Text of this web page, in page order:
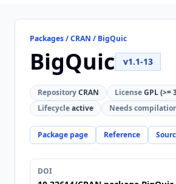
Packages / CRAN / BigQuic
BigQuic v1.1-13
RepositoryCRAN LicenseGPL (>=
Lifecycleactive Needs
Package page Reference
DOI